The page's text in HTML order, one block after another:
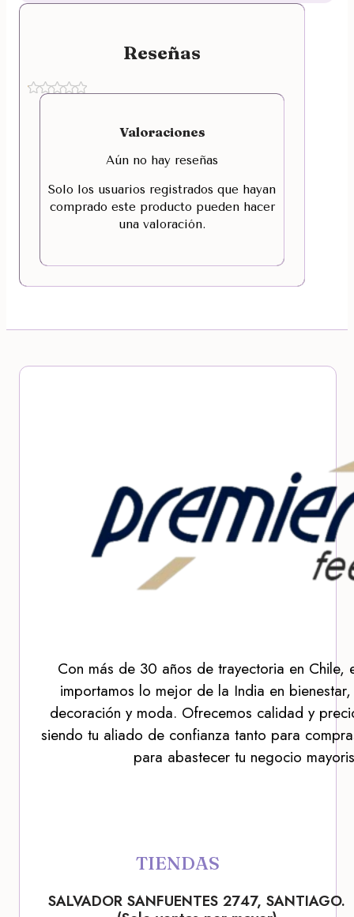
Reseñas
Valoraciones
Aún no hay reseñas
Solo los usuarios registrados que hayan
comprado este producto pueden hacer
una valoración.
Con más de 30 años de trayectoria en Chile,
importamos lo mejor de la India en
decoración y moda. Ofrecemos calidad y
siendo tu aliado de confianza tanto para
para abastecer tu negocio
TIENDAS
SALVADOR SANFUENTES 2747, SANTIAGO.